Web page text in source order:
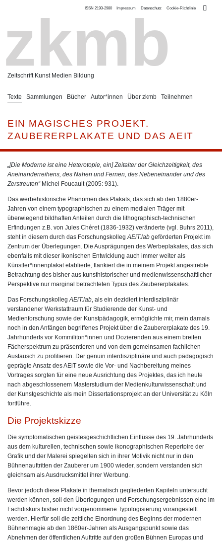
zkmb
Zeitschrift Kunst Medien Bildung
ISSN 2193-2980 Impressum Datenschutz Cookie-Richtlinie
Texte Sammlungen Bücher Autor*innen Über zkmb Teilnehmen
EIN MAGISCHES PROJEKT.
ZAUBERERPLAKATE UND DAS AEIT
„[Die Moderne ist eine Heterotopie, ein] Zeitalter der Gleichzeitigkeit, des
Aneinanderreihens, des Nahen und Fernen, des Nebeneinander und des
Zerstreuten“ Michel Foucault (2005: 931).
Das werbehistorische Phänomen des Plakats, das sich ab den 1880er-
Jahren von einem typographischen zu einem medialen Träger mit
überwiegend bildhaften Anteilen durch die lithographisch-technischen
Erfindungen z.B. von Jules Chéret (1836-1932) veränderte (vgl. Buhrs 2011),
steht in diesem durch das ForschungskollegAEiT.lab geförderten Projekt im
Zentrum der Überlegungen. Die Ausprägungen des Werbeplakates, das sich
ebenfalls mit dieser ikonischen Entwicklung auch immer weiter als
Künstler*innenplakat etablierte, flankiert die in meinem Projekt angestrebte
Betrachtung des bisher aus kunsthistorischer und medienwissenschaftlicher
Perspektive nur marginal betrachteten Typus des Zaubererplakates.
Das ForschungskollegAEiT.lab, als ein dezidiert interdisziplinär
verstandener Werkstattraum für Studierende der Kunst- und
Medienforschung sowie der Kunstpädagogik, ermöglichte mir, mein damals
noch in den Anfängen begriffenes Projekt über die Zaubererplakate des 19.
Jahrhunderts vor Kommiliton*innen und Dozierenden aus einem breiten
Fächerspektrum zu präsentieren und von dem gemeinsamen fachlichen
Austausch zu profitieren. Der genuin interdisziplinäre und auch pädagogisch
geprägte Ansatz des AEiT sowie die Vor- und Nachbereitung meines
Vortrages sorgten für eine neue Ausrichtung des Projektes, das ich heute
nach abgeschlossenem Masterstudium der Medienkulturwissenschaft und
der Kunstgeschichte als mein Dissertationsprojekt an der Universität zu Köln
fortführe.
Die Projektskizze
Die symptomatischen geistesgeschichtlichen Einflüsse des 19. Jahrhunderts
aus dem kulturellen, technischen sowie ikonographischen Repertoire der
Grafik und der Malerei spiegelten sich in ihrer Motivik nicht nur in den
Bühnenauftritten der Zauberer um 1900 wieder, sondern verstanden sich
gleichsam als Ausdrucksmittel ihrer Werbung.
Bevor jedoch diese Plakate in thematisch gegliederten Kapiteln untersucht
werden können, soll den Überlegungen und Forschungsergebnissen eine im
Fachdiskurs bisher nicht vorgenommene Typologisierung vorangestellt
werden. Hierfür soll die zeitliche Einordnung des Beginns der modernen
Bühnenmagie ab den 1860er-Jahren als Ausgangspunkt sowie das
Abnehmen der öffentlichen Auftritte auf den großen Bühnen Europas und